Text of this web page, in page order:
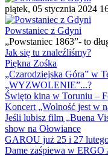
piątek, 05 stycznia 2024
Powstaniec z Gdyni
„Powstaniec 1863”- to
Jak się tu znaleźliśmy?
Piękna Zośka
„Czarodziejska Góra” w
„WYZWOLENIE”...?
Święto kina w Toruniu –
Koncert „Wolność jest w
Jeśli lubisz film „Buena
show na Ołowiance
GAROU już 25 i 27
Dame zaśpiewa w ERGO